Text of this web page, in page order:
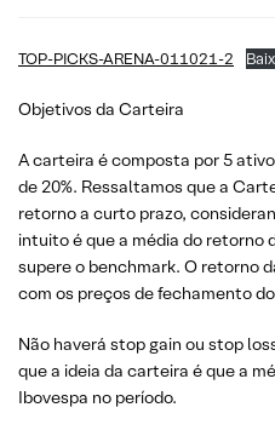
TOP-PICKS-ARENA-011021-2
Objetivos da Carteira
A carteira é composta por 5
de 20%. Ressaltamos que a
retorno a curto prazo,
intuito é que a média do retorno
supere o benchmark. O retorno
com os preços de fechamento
Não haverá stop gain ou stop
que a ideia da carteira é que a
Ibovespa no período.